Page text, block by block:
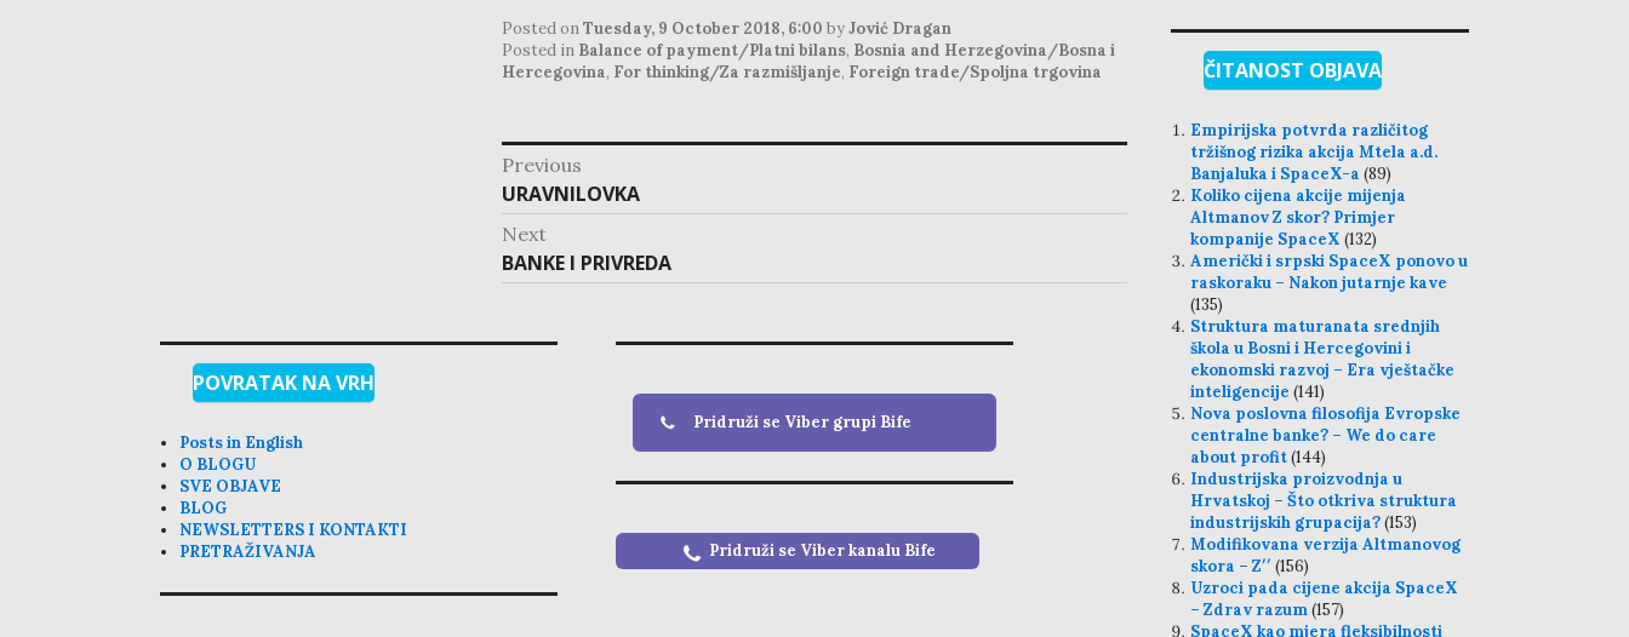
Posted onTuesday, 9 October 2018, 6:00 byJović Dragan
Posted in Balance of payment/Platni bilans, Bosnia and Herzegovina/Bosna i
Hercegovina, For thinking/Za razmišljanje, Foreign trade/Spoljna trgovina
post
navigation
Previous
Previous
post:
URAVNILOVKA
Next
Next
post:
BANKE I PRIVREDA
ČITANOST OBJAVA
Empirijska potvrda različitog
tržišnog rizika akcija Mtela a.d.
Banjaluka i SpaceX-a (89)
Koliko cijena akcije mijenja
Altmanov Z skor? Primjer
kompanije SpaceX (132)
Američki i srpski SpaceX ponovo u
raskoraku – Nakon jutarnje kave
(135)
Struktura maturanata srednjih
škola u Bosni i Hercegovini i
ekonomski razvoj – Era vještačke
inteligencije (141)
Nova poslovna filosofija Evropske
centralne banke? – We do care
about profit(144)
Industrijska proizvodnja u
Hrvatskoj – Što otkriva struktura
industrijskih grupacija?(153)
Modifikovana verzija Altmanovog
skora – Z′′ (156)
Uzroci pada cijene akcija SpaceX
– Zdrav razum(157)
SpaceX kao mjera fleksibilnosti
POVRATAK NA VRH
Posts in English
O BLOGU
SVE OBJAVE
BLOG
NEWSLETTERS I KONTAKTI
PRETRAŽIVANJA
Pridruži se Viber grupi Bife
Pridruži se Viber kanalu Bife